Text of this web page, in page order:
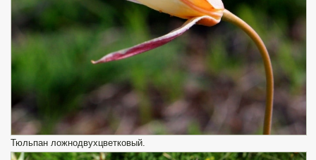
Тюльпан ложнодвухцветковый.